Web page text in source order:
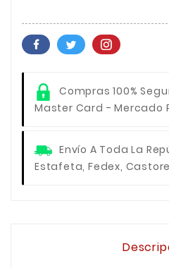
Compras 100%
Master Card - Mercado
Envío A Toda La
Estafeta, Fedex,